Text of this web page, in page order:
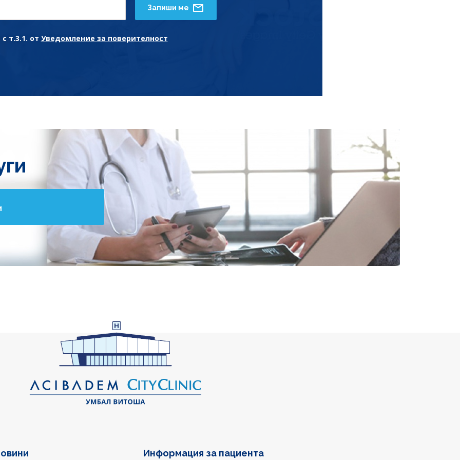
т.3.1. от Уведомление за поверителност
Запиши ме
Информация за пациента